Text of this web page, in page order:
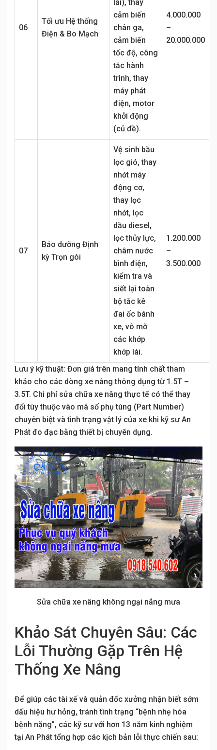
06
Tối ưu Hệ thống
Điện & Bo Mạch
lái), thay
cảm biến
chân ga,
cảm biến
tốc độ, công
tắc hành
trình, thay
máy phát
điện, motor
khởi động
(củ đề).
4.000.000
–
20.000.000
07
Bảo dưỡng Định
kỳ Trọn gói
Vệ sinh bầu
lọc gió, thay
nhớt máy
động cơ,
thay lọc
nhớt, lọc
dầu diesel,
lọc thủy lực,
châm nước
bình điện,
kiểm tra và
siết lại toàn
bộ tắc kê
đai ốc bánh
xe, vô mỡ
các khớp
khớp lái.
1.200.000
–
3.500.000
Lưu ý kỹ thuật: Đơn giá trên mang tính chất tham
khảo cho các dòng xe nâng thông dụng từ 1.5T –
3.5T. Chi phí sửa chữa xe nâng thực tế có thể thay
đổi tùy thuộc vào mã số phụ tùng (Part Number)
chuyên biệt và tình trạng vật lý của xe khi kỹ sư An
Phát đo đạc bằng thiết bị chuyên dụng.
Sửa chữa xe nâng không ngại nắng mưa
Khảo Sát Chuyên Sâu: Các
Lỗi Thường Gặp Trên Hệ
Thống Xe Nâng
Để giúp các tài xế và quản đốc xưởng nhận biết sớm
dấu hiệu hư hỏng, tránh tình trạng “bệnh nhẹ hóa
bệnh nặng”, các kỹ sư với hơn 13 năm kinh nghiệm
tại An Phát tổng hợp các kịch bản lỗi thực chiến sau: